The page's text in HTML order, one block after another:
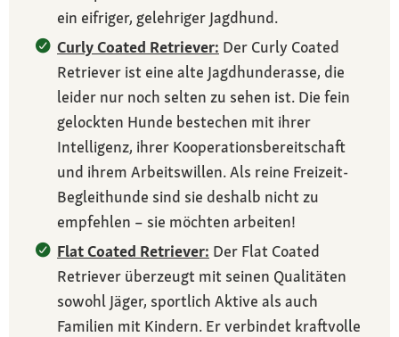
ein eifriger, gelehriger Jagdhund.
Curly Coated Retriever: Der Curly Coated
Retriever ist eine alte Jagdhunderasse, die
leider nur noch selten zu sehen ist. Die fein
gelockten Hunde bestechen mit ihrer
Intelligenz, ihrer Kooperationsbereitschaft
und ihrem Arbeitswillen. Als reine Freizeit-
Begleithunde sind sie deshalb nicht zu
empfehlen – sie möchten arbeiten!
Flat Coated Retriever: Der Flat Coated
Retriever überzeugt mit seinen Qualitäten
sowohl Jäger, sportlich Aktive als auch
Familien mit Kindern. Er verbindet kraftvolle